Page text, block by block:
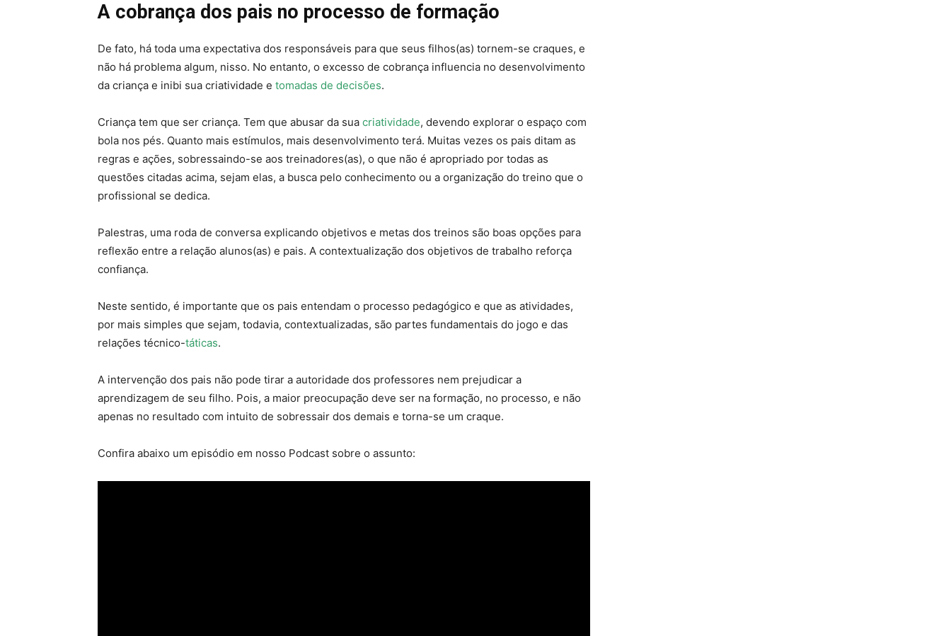
A cobrança dos pais no processo de formação
De fato, há toda uma expectativa dos responsáveis para que seus filhos(as) tornem-se craques, e
não há problema algum, nisso. No entanto, o excesso de cobrança influencia no desenvolvimento
da criança e inibi sua criatividade e tomadas de decisões.
Criança tem que ser criança. Tem que abusar da sua criatividade, devendo explorar o espaço com
bola nos pés. Quanto mais estímulos, mais desenvolvimento terá. Muitas vezes os pais ditam as
regras e ações, sobressaindo-se aos treinadores(as), o que não é apropriado por todas as
questões citadas acima, sejam elas, a busca pelo conhecimento ou a organização do treino que o
profissional se dedica.
Palestras, uma roda de conversa explicando objetivos e metas dos treinos são boas opções para
reflexão entre a relação alunos(as) e pais. A contextualização dos objetivos de trabalho reforça
confiança.
Neste sentido, é importante que os pais entendam o processo pedagógico e que as atividades,
por mais simples que sejam, todavia, contextualizadas, são partes fundamentais do jogo e das
relações técnico-táticas.
A intervenção dos pais não pode tirar a autoridade dos professores nem prejudicar a
aprendizagem de seu filho. Pois, a maior preocupação deve ser na formação, no processo, e não
apenas no resultado com intuito de sobressair dos demais e torna-se um craque.
Confira abaixo um episódio em nosso Podcast sobre o assunto: